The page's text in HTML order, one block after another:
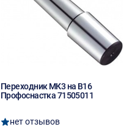
Переходник МК3 на В16
Профоснастка 71505011
нет отзывов